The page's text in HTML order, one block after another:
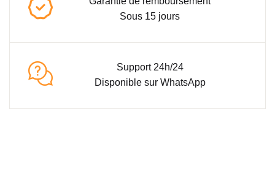
Sous 15 jours
Support 24h/24
Disponible sur WhatsApp